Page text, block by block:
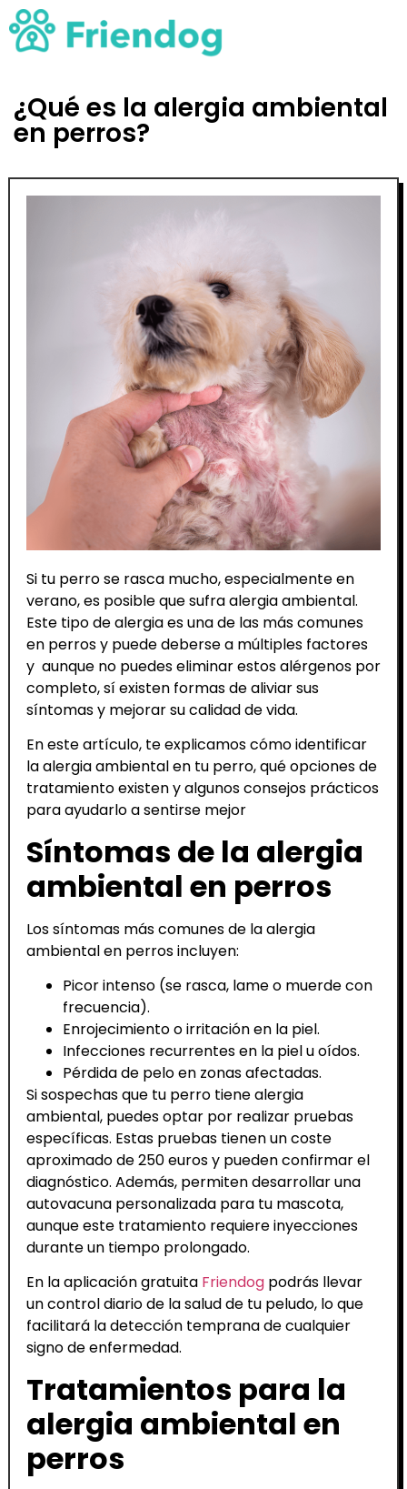
¿Qué es la alergia ambiental
en perros?
Si tu perro se rasca mucho, especialmente en
verano, es posible que sufra alergia ambiental.
Este tipo de alergia es una de las más comunes
en perros y puede deberse a múltiples factores
y aunque no puedes eliminar estos alérgenos por
completo, sí existen formas de aliviar sus
síntomas y mejorar su calidad de vida.
En este artículo, te explicamos cómo identificar
la alergia ambiental en tu perro, qué opciones de
tratamiento existen y algunos consejos prácticos
para ayudarlo a sentirse mejor
Síntomas de la alergia
ambiental en perros
Los síntomas más comunes de la alergia
ambiental en perros incluyen:
Picor intenso (se rasca, lame o muerde con
frecuencia).
Enrojecimiento o irritación en la piel.
Infecciones recurrentes en la piel u oídos.
Pérdida de pelo en zonas afectadas.
Si sospechas que tu perro tiene alergia
ambiental, puedes optar por realizar pruebas
específicas. Estas pruebas tienen un coste
aproximado de 250 euros y pueden confirmar el
diagnóstico. Además, permiten desarrollar una
autovacuna personalizada para tu mascota,
aunque este tratamiento requiere inyecciones
durante un tiempo prolongado.
En la aplicación gratuitaFriendogpodrás llevar
un control diario de la salud de tu peludo, lo que
facilitará la detección temprana de cualquier
signo de enfermedad.
Tratamientos para la
alergia ambiental en
perros